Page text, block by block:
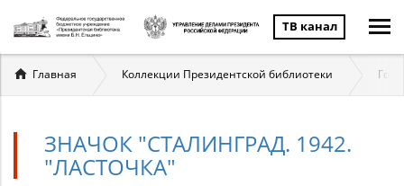
ТВ канал
Вы
здесь
Главная Коллекции Президентской библиотеки
ЗНАЧОК "СТАЛИНГРАД. 1942.
"ЛАСТОЧКА"